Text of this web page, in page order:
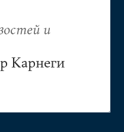
и
Карнеги